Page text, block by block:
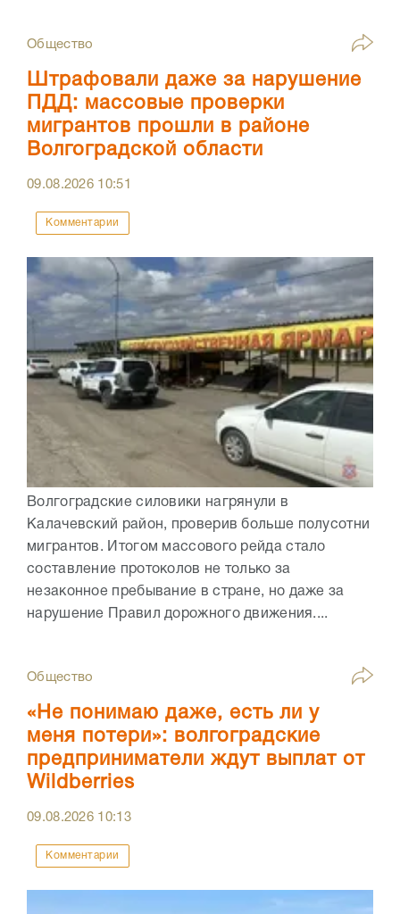
Общество
Штрафовали даже за нарушение
ПДД: массовые проверки
мигрантов прошли в районе
Волгоградской области
09.08.2026 10:51
Комментарии
Волгоградские силовики нагрянули в
Калачевский район, проверив больше полусотни
мигрантов. Итогом массового рейда стало
составление протоколов не только за
незаконное пребывание в стране, но даже за
нарушение Правил дорожного движения....
Общество
«Не понимаю даже, есть ли у
меня потери»: волгоградские
предприниматели ждут выплат от
Wildberries
09.08.2026 10:13
Комментарии